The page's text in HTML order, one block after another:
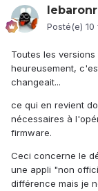
Posté(e) 10
Toutes les
heureusement,
changeait...
ce qui en revient
nécessaires à
firmware.
Ceci concerne le
une appli "non
différence mais je